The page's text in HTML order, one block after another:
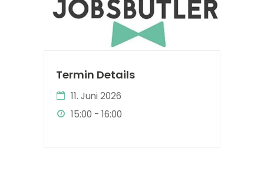
Termin Details
11. Juni 2026
15:00 - 16:00